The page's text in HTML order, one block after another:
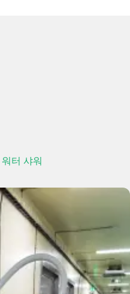
터 샤워